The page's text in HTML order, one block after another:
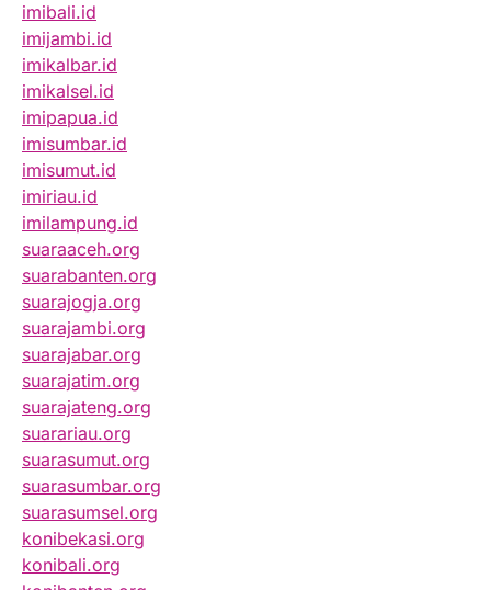
imibali.id
imijambi.id
imikalbar.id
imikalsel.id
imipapua.id
imisumbar.id
imisumut.id
imiriau.id
imilampung.id
suaraaceh.org
suarabanten.org
suarajogja.org
suarajambi.org
suarajabar.org
suarajatim.org
suarajateng.org
suarariau.org
suarasumut.org
suarasumbar.org
suarasumsel.org
konibekasi.org
konibali.org